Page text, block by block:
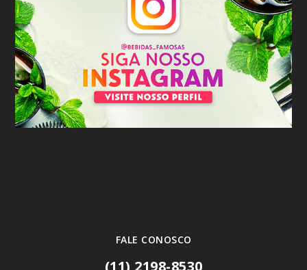
FALE CONOSCO
(11) 2198-8530